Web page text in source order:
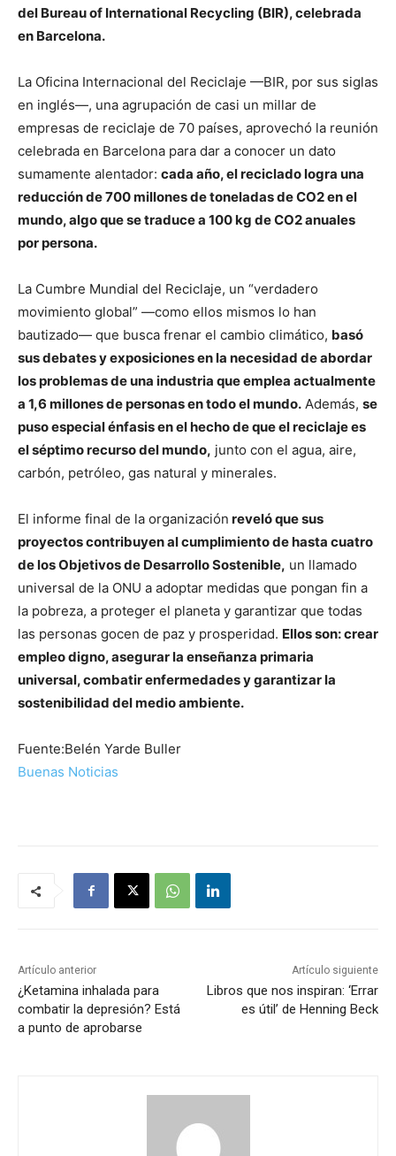
del Bureau of International Recycling (BIR), celebrada
en Barcelona.
La Oficina Internacional del Reciclaje —BIR, por sus siglas
en inglés—, una agrupación de casi un millar de
empresas de reciclaje de 70 países, aprovechó la reunión
celebrada en Barcelona para dar a conocer un dato
sumamente alentador: cada año, el reciclado logra una
reducción de 700 millones de toneladas de CO2 en el
mundo, algo que se traduce a 100 kg de CO2 anuales
por persona.
La Cumbre Mundial del Reciclaje, un “verdadero
movimiento global” —como ellos mismos lo han
bautizado— que busca frenar el cambio climático, basó
sus debates y exposiciones en la necesidad de abordar
los problemas de una industria que emplea actualmente
a 1,6 millones de personas en todo el mundo. Además, se
puso especial énfasis en el hecho de que el reciclaje es
el séptimo recurso del mundo, junto con el agua, aire,
carbón, petróleo, gas natural y minerales.
El informe final de la organización reveló que sus
proyectos contribuyen al cumplimiento de hasta cuatro
de los Objetivos de Desarrollo Sostenible, un llamado
universal de la ONU a adoptar medidas que pongan fin a
la pobreza, a proteger el planeta y garantizar que todas
las personas gocen de paz y prosperidad. Ellos son: crear
empleo digno, asegurar la enseñanza primaria
universal, combatir enfermedades y garantizar la
sostenibilidad del medio ambiente.
Fuente:Belén Yarde Buller
Buenas Noticias
Artículo anterior
¿Ketamina inhalada para
combatir la depresión? Está
a punto de aprobarse
Artículo siguiente
Libros que nos inspiran: ‘Errar
es útil’ de Henning Beck